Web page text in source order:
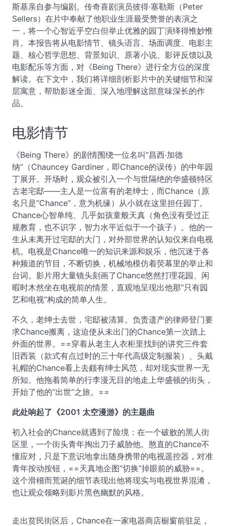
斯基亲自参与编剧。传奇喜剧演员彼得·塞勒斯（Peter
Sellers）在片中奉献了他职业生涯最受赞誉的表演之
一，将一个心智近乎空白但举止优雅的园丁演绎得惟妙惟
肖。本报告将从电影情节、镜头语言、场面调度、电影主
题、核心哲学思想、背景知识、原著小说、影评反馈以及
电影配乐等方面，对《Being There》进行全方位的深度
解读。在下文中，我们将详细剖析影片中的关键细节和深
层寓意，帮助影迷全面、深入地理解这部意味深长的作
品。
电影情节
《Being There》的剧情围绕一位名叫“昌西·加德
纳”（Chauncey Gardiner，即Chance的误传）的中年园
丁展开。开场时，观众被引入一个与世隔绝的华盛顿特区
古老宅邸——主人是一位富有的老绅士，而Chance（原
名只是“Chance”，意为机缘）从小就在这里担任园丁。
Chance心智单纯、几乎如孩童般天真（角色没有受过正
规教育，也不识字，智力水平近似于一个孩子）。他的一
生从未离开过宅邸的大门，对外部世界的认知仅来自电视
机。电视是Chance唯一的知识来源和娱乐，他沉迷于各
种频道的节目，不断切换，机械地模仿着荧幕里的举止和
台词。影片用大量镜头刻画了Chance悠然打理花园、闲
暇时木然坐在电视前的情景，直观地呈现出他那“只有园
艺和电视”构成的简单人生。
不久，老绅士去世，宅邸被清算。负责遗产的律师登门要
求Chance搬离，这迫使从未出门的Chance第一次踏上
外面的世界。==穿着从老主人衣柜里找到的讲究三件套
旧西装（款式有点过时的三十年代高级定制服装）、头戴
礼帽的Chance看上去颇有绅士风范，却对现实世界一无
所知。他拖着简单的行李漫无目的地走上华盛顿的街头，
开始了他的“出世”之旅。==
此处响起了《2001 太空漫游》的主题曲
初入社会的Chance就遇到了险境：在一个破败的黑人街
区里，一个街头青年掏出刀子威胁他。憨直的Chance不
懂应对，只是下意识地拿出随身携带的电视遥控器，对准
青年按动按钮，==天真地企图“切换”掉眼前的威胁==。
这个滑稽而荒诞的细节表现出他将现实与电视世界混淆，
也让观众领略到影片黑色幽默的风格。
走出贫民街区后，Chance在一家电器商店橱窗前驻足，